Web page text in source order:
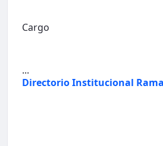
Cargo
...
Directorio Institucional